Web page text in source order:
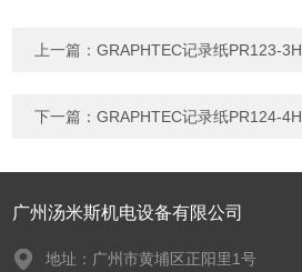
上一篇：GRAPHTEC记录纸PR123-3H
下一篇：GRAPHTEC记录纸PR124-4H
广州汤米斯机电设备有限公司
地址：广州市黄埔区正阳里1号